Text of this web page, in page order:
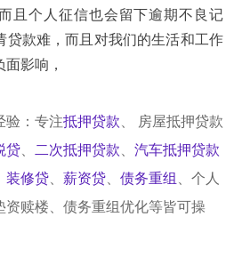
且个人征信也会留下逾期不良记
贷款难，而且对我们的生活和工作
影响，
验：专注抵押贷款
房屋抵押贷款
贷 二次抵押贷款
汽车抵押贷款
装修贷 薪资贷 债务重组
、个人
资赎楼、债务重组优化等皆可操